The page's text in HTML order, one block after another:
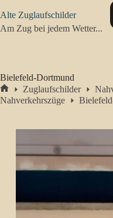
Inhalt
springen
Alte Zuglaufschilder
Am Zug bei jedem Wetter...
Bielefeld-Dortmund
Start
Zuglaufschilder
Nahverkehrszüge